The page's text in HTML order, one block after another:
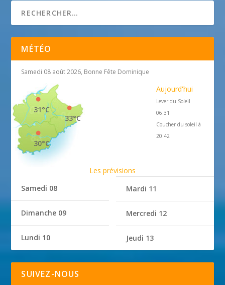
MÉTÉO
Samedi 08 août 2026, Bonne Fête Dominique
33°C
31°C
30°C
Aujourd'hui
Lever du Soleil
06:31
Coucher du soleil à
20:42
Les prévisions
Samedi 08
Dimanche 09
Lundi 10
Mardi 11
Mercredi 12
Jeudi 13
SUIVEZ-NOUS